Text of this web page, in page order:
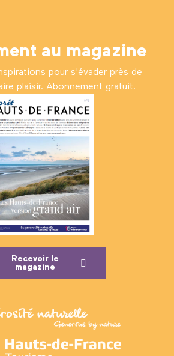
au magazine
pour s'évader près de
plaisir. Abonnement gratuit.
Recevoir le
magazine